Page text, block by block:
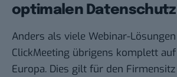
optimalen Datenschutz
Anders als viele Webinar-
ClickMeeting übrigens komplett
Europa. Dies gilt für den